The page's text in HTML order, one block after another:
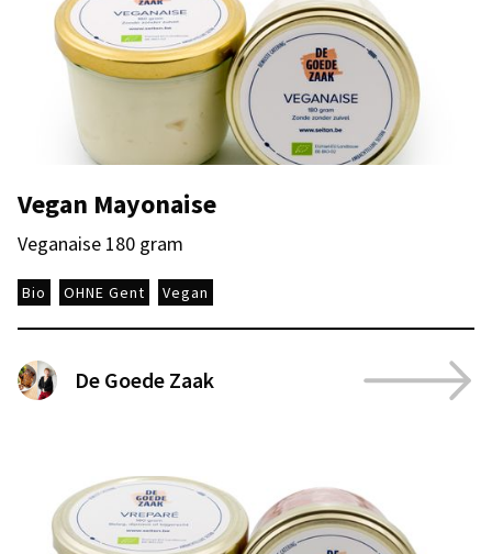
Vegan Mayonaise
Veganaise 180 gram
Bio OHNE Gent Vegan
De Goede Zaak